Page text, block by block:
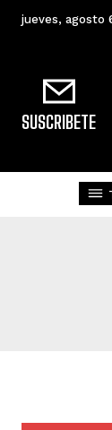
jueves, agosto
SUSCRIBETE